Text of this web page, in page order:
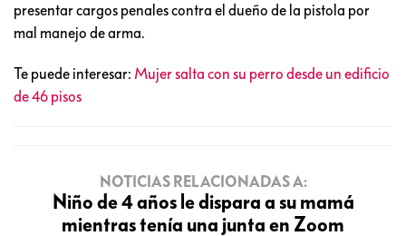
presentar cargos penales contra el dueño de la pistola por
mal manejo de arma.
Te puede interesar: Mujer salta con su perro desde un edificio
de 46 pisos
NOTICIAS RELACIONADAS A:
Niño de 4 años le dispara a su mamá
mientras tenía una junta en Zoom